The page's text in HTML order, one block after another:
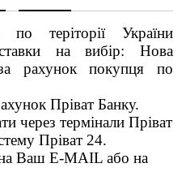
по теріторії України
на вибір: Нова
рахунок покупця по
Пріват Банку.
через термінали Пріват
Пріват 24.
Ваш E-MAIL або на